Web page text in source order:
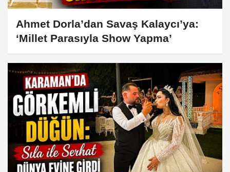
Ahmet Dorla’dan Savaş Kalaycı’ya:
‘Millet Parasıyla Show Yapma’